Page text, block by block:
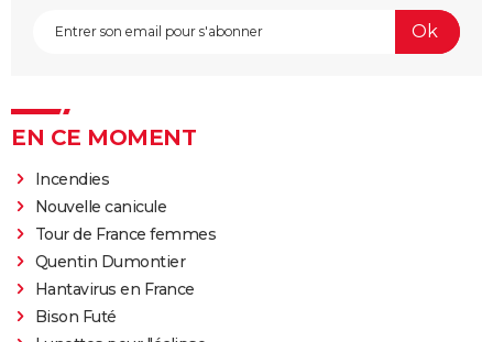
EN CE MOMENT
Incendies
Nouvelle canicule
Tour de France femmes
Quentin Dumontier
Hantavirus en France
Bison Futé